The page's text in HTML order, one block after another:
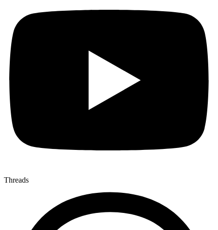
Threads